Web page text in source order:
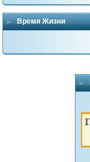
Время Жизни